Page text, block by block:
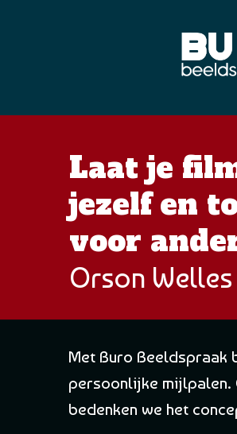
Laat je
jezelf en
voor
Orson Welles
Met Buro Beeldspraak
persoonlijke mijlpalen.
bedenken we het